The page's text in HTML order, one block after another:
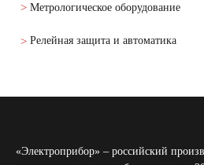
Метрологическое оборудование
Релейная защита и автоматика
«Электроприбор» – российский